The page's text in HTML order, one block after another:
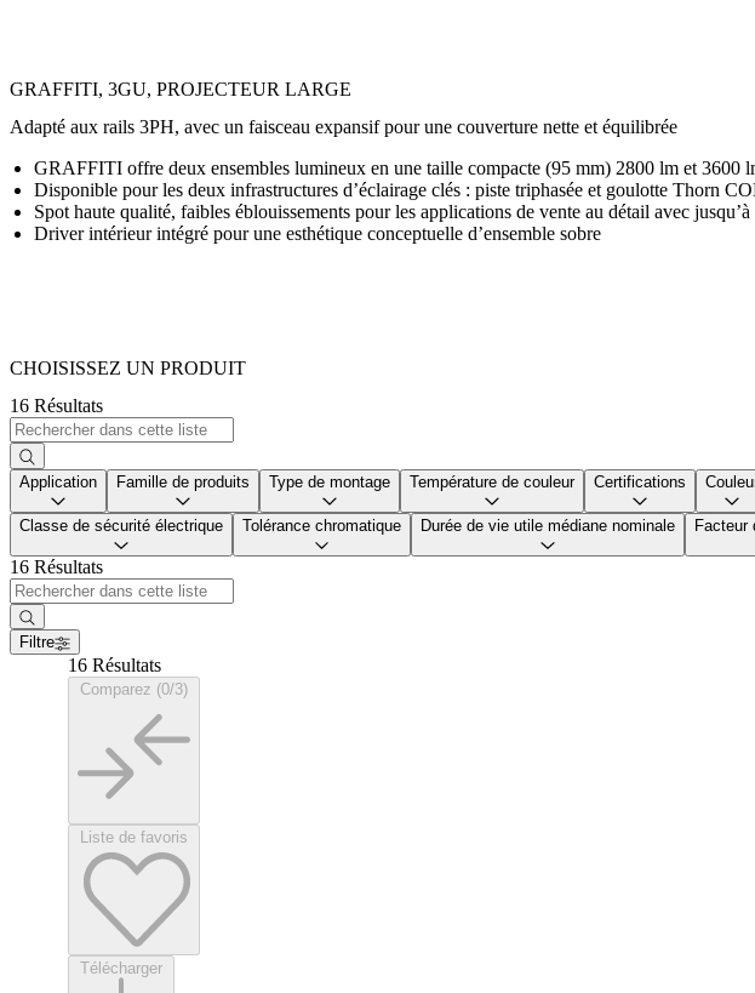
GRAFFITI, 3GU, PROJECTEUR LARGE
Adapté aux rails 3PH, avec un faisceau expansif pour une couverture nette et équilibrée
GRAFFITI offre deux ensembles lumineux en une taille compacte (95 mm) 2800 lm et 3600
Disponible pour les deux infrastructures d’éclairage clés : piste triphasée et goulotte Thorn
Spot haute qualité, faibles éblouissements pour les applications de vente au détail avec
Driver intérieur intégré pour une esthétique conceptuelle d’ensemble sobre
CHOISISSEZ UN PRODUIT
16 Résultats
Application Famille de produits Type de montage Température de couleur Certifications
Classe de sécurité électrique Tolérance chromatique Durée de vie utile médiane nominale Facteur
16 Résultats
Filtre
16 Résultats